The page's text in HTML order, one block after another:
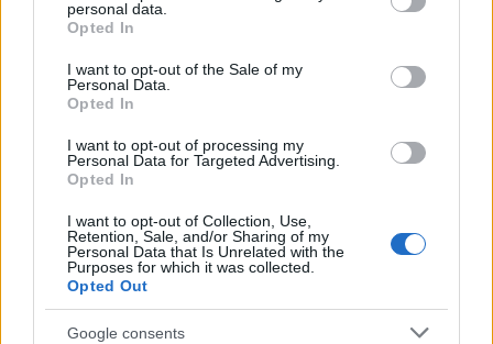
grant or deny consent to Google and its third-party tags to
use your data for below specified purposes in below Google
consent section.
personal data.
Opted In
I want to opt-out of the Sale of my
Personal Data.
Opted In
I want to opt-out of processing my
Personal Data for Targeted Advertising.
Opted In
I want to opt-out of Collection, Use,
Retention, Sale, and/or Sharing of my
Personal Data that Is Unrelated with the
Purposes for which it was collected.
Opted Out
Google consents
NEWS ΚΑΝΟΝΤΑΣ ΚΛΙΚ ΕΔΩ
TAGS
Ροή Ειδήσεων